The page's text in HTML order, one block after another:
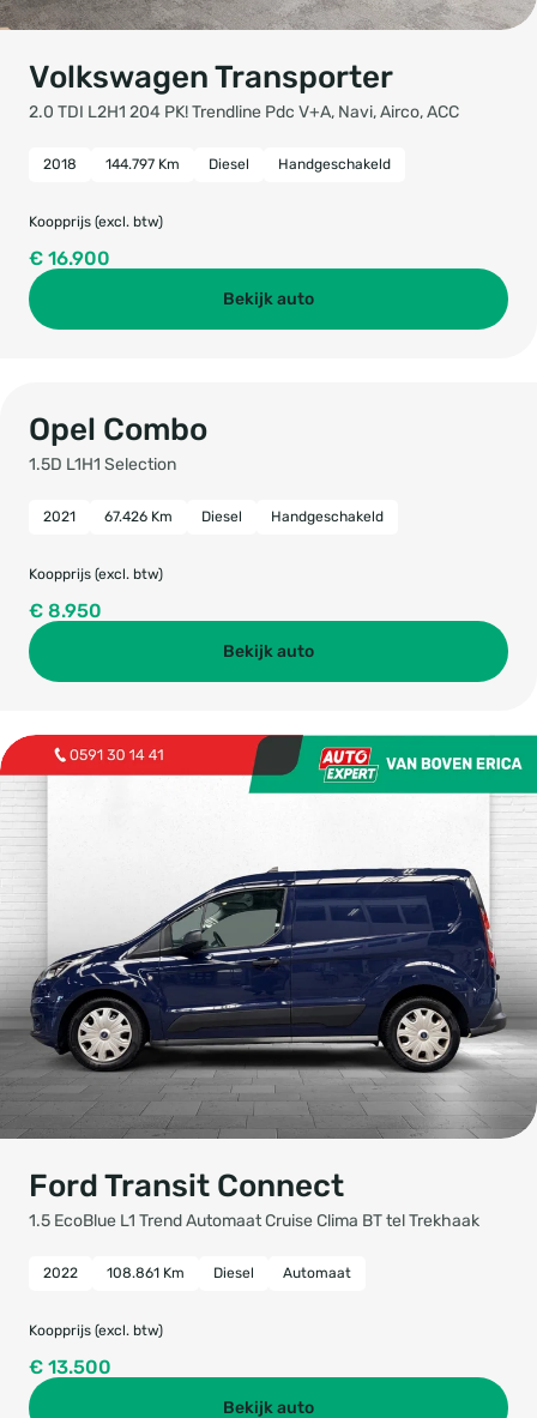
Volkswagen Transporter
2.0 TDI L2H1 204 PK! Trendline Pdc V+A, Navi, Airco, ACC
2018 144.797 Km Diesel Handgeschakeld
Koopprijs (excl. btw)
€ 16.900
Bekijk auto
Opel Combo
1.5D L1H1 Selection
2021 67.426 Km Diesel Handgeschakeld
Koopprijs (excl. btw)
€ 8.950
Bekijk auto
Ford Transit Connect
1.5 EcoBlue L1 Trend Automaat Cruise Clima BT tel Trekhaak
2022 108.861 Km Diesel Automaat
Koopprijs (excl. btw)
€ 13.500
Bekijk auto